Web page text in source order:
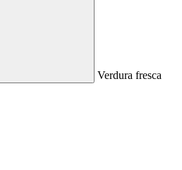
Verdura fresca